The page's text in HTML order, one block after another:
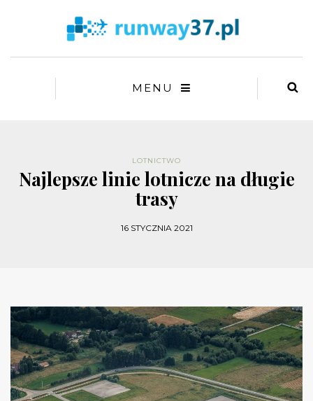
MENU
LOTNICTWO
Najlepsze linie lotnicze na długie
trasy
16 STYCZNIA 2021